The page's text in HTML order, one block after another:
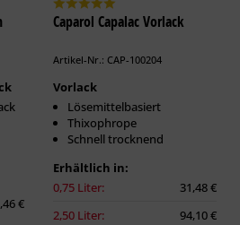
€
Caparol Capalac Vorlack
Artikel-Nr.: CAP-100204
Vorlack
Lösemittelbasiert
Thixophrope
Schnell trocknend
Erhältlich in:
0,75 Liter:
31,48 €
2,50 Liter:
94,10 €